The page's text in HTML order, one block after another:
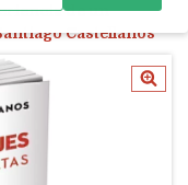
de un
Castellanos